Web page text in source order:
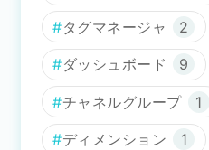
タグマネージャ 2
ダッシュボード 9
チャネルグループ 1
ディメンション 1